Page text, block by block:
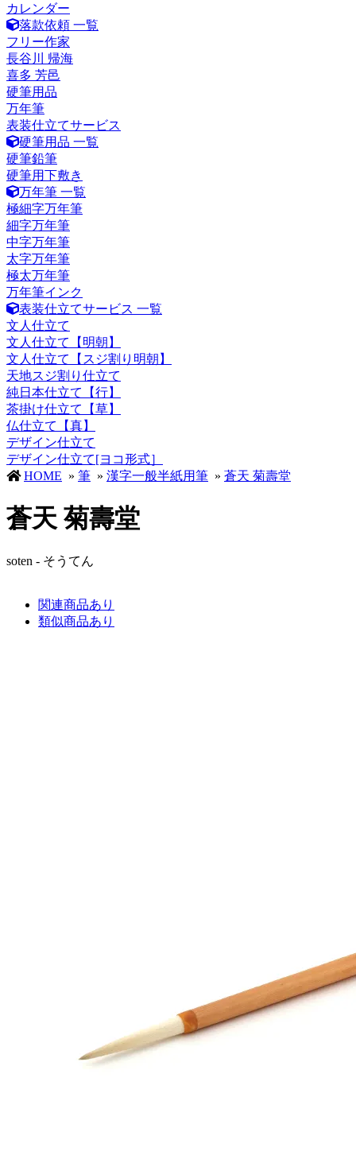
カレンダー
落款依頼 一覧
フリー作家
長谷川 帰海
喜多 芳邑
硬筆用品
万年筆
表装仕立てサービス
硬筆用品 一覧
硬筆鉛筆
硬筆用下敷き
万年筆 一覧
極細字万年筆
細字万年筆
中字万年筆
太字万年筆
極太万年筆
万年筆インク
表装仕立てサービス 一覧
文人仕立て
文人仕立て【明朝】
文人仕立て【スジ割り明朝】
天地スジ割り仕立て
純日本仕立て【行】
茶掛け仕立て【草】
仏仕立て【真】
デザイン仕立て
デザイン仕立て[ヨコ形式］
HOME » 筆 » 漢字一般半紙用筆 » 蒼天 菊壽堂
蒼天 菊壽堂
soten - そうてん
関連商品あり
類似商品あり